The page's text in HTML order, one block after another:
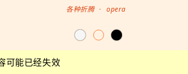
各种折腾 · opera
可能已经失效